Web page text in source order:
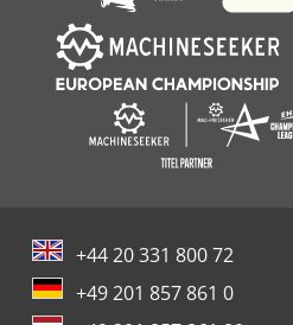
+44 20 331 800 72
+49 201 857 861 0